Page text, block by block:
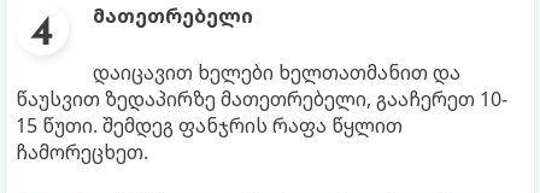
მათეთრებელი
დაიცავით ხელები ხელთათმანით და
წაუსვით ზედაპირზე მათეთრებელი, გააჩერეთ 10-
15 წუთი. შემდეგ ფანჯრის რაფა წყლით
ჩამორეცხეთ.